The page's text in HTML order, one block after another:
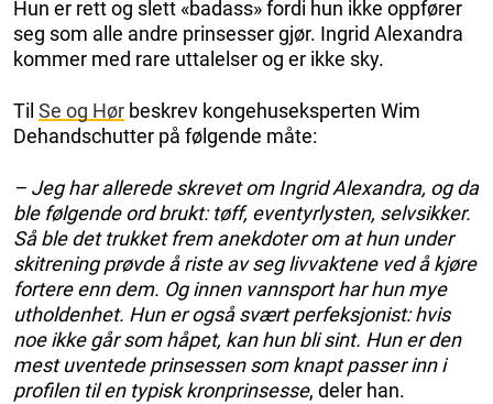
Hun er rett og slett «badass» fordi hun ikke oppfører
seg som alle andre prinsesser gjør. Ingrid Alexandra
kommer med rare uttalelser og er ikke sky.
Til Se og Hør beskrev kongehuseksperten Wim
Dehandschutter på følgende måte:
– Jeg har allerede skrevet om Ingrid Alexandra, og da
ble følgende ord brukt: tøff, eventyrlysten, selvsikker.
Så ble det trukket frem anekdoter om at hun under
skitrening prøvde å riste av seg livvaktene ved å kjøre
fortere enn dem. Og innen vannsport har hun mye
utholdenhet. Hun er også svært perfeksjonist: hvis
noe ikke går som håpet, kan hun bli sint. Hun er den
mest uventede prinsessen som knapt passer inn i
profilen til en typisk kronprinsesse, deler han.